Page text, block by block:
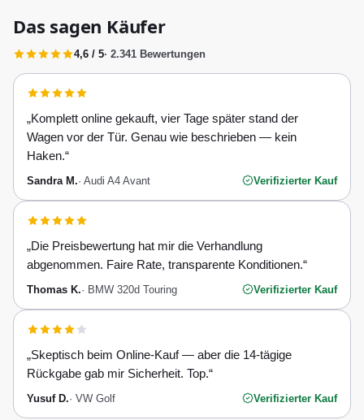
Das sagen Käufer
4,6 / 5· 2.341 Bewertungen
„Komplett online gekauft, vier Tage später stand der
Wagen vor der Tür. Genau wie beschrieben — kein
Haken.“
Sandra M.· Audi A4 Avant Verifizierter Kauf
„Die Preisbewertung hat mir die Verhandlung
abgenommen. Faire Rate, transparente Konditionen.“
Thomas K.· BMW 320d Touring Verifizierter Kauf
„Skeptisch beim Online-Kauf — aber die 14-tägige
Rückgabe gab mir Sicherheit. Top.“
Yusuf D.· VW Golf Verifizierter Kauf